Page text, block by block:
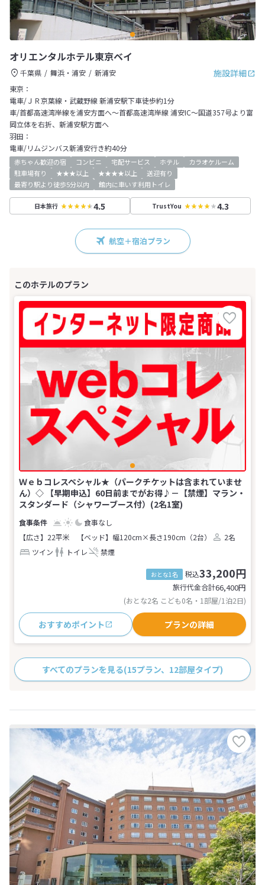
オリエンタルホテル東京ベイ
施設詳細
千葉県 舞浜・浦安
新浦安
東京：
電車/ＪＲ京葉線・武蔵野線 新浦安駅下車徒歩約1分
車/首都高速湾岸線を浦安方面へ～首都高速湾岸線 浦安IC～国道357号より富
岡立体を右折、新浦安駅方面へ
羽田：
電車/リムジンバス新浦安行き約40分
赤ちゃん歓迎の宿 コンビニ 宅配サービス ホテル
カラオケルーム
駐車場有り
★★★以上 ★★★★以上
送迎有り
最寄り駅より徒歩5分以内
館内に車いす利用トイレ
日本旅行 4.5 TrustYou 4.3
航空＋宿泊プラン
Ｗｅｂコレスペシャル★（パークチケットは含まれていませ
ん）◇ 【早期申込】60日前までがお得♪－【禁煙】マラン・
スタンダード（シャワーブース付）(2名1室)
食事なし
【広さ】22平米
【ベッド】幅120cm×長さ190cm（2台）
2名
ツイン
トイレ 禁煙
おとな1名 税込33,200円
旅行代金合計66,400円
(おとな2名 こども0名・1部屋/1泊2日)
おすすめポイント プランの詳細
すべてのプランを見る(15プラン、12部屋タイプ)